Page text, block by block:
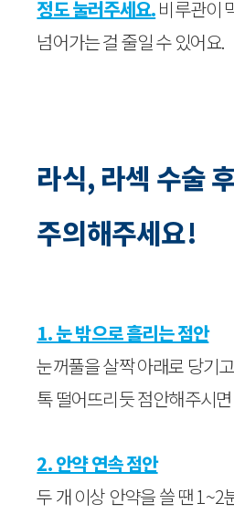
정도 눌러주세요.비루관이
넘어가는 걸 줄일 수 있어요.
라식, 라섹 수술
주의해주세요!
1. 눈 밖으로 흘리는 점안
눈꺼풀을 살짝 아래로 당기
톡 떨어뜨리듯 점안해주시
2. 안약 연속 점안
두 개 이상 안약을 쓸 땐 1~2